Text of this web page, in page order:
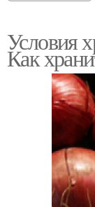
Условия
Как